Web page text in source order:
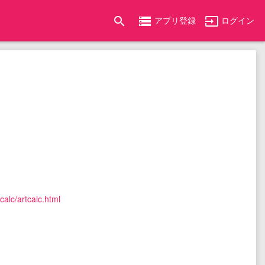
search storage アプリ登録 input ログイン
artcalc.html